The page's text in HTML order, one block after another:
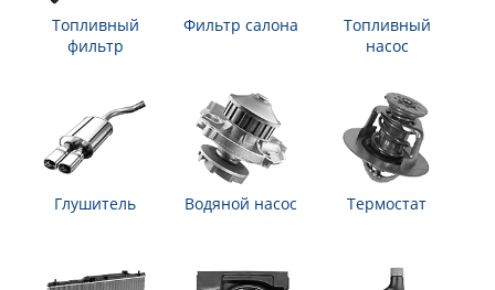
Топливный
фильтр
Фильтр салона
Топливный
насос
Глушитель Водяной насос Термостат